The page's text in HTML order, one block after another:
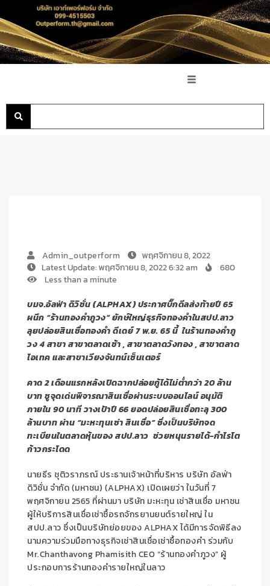
Admin_outperform
พฤศจิกายน 8, 2022
Latest Update: พฤศจิกายน 8, 2022 6:32 am
680
Less than a minute
บมจ.อัลฟ่า ดิวิชั่น (ALPHAX) ประกาศบิ๊กดีลส่งท้ายปี 65
ผนึก “ร้านทองคำภูวง” ยักษ์ใหญ่ธุรกิจทองคำในสปป.ลาว
ลุยปล่อยสินเชื่อทองคำ ดีเดย์ 7 พ.ย. 65 นี้ ในร้านทองคำภู
วง 4 สาขา สาขาตลาดเช้า , สาขาตลาดวังทอง , สาขาตลาด
ไอเทค และสาขาเวียงจันทน์เซ็นเตอร์
คาด 2 เดือนแรกหลังเปิดฉากปล่อยกู้ได้ไม่ต่ำกว่า 20 ล้าน
บาท ชูจุดเด่นพิจารณาสินเชื่อผ่านระบบออนไลน์ อนุมัติ
ภายใน 90 นาที วางเป้าปี 66 ยอดปล่อยสินเชื่อทะลุ 300
ล้านบาท ผ่าน “มะหะทุนเช่า สินเชื่อ” ซึ่งเป็นบริษัทจด
ทะเบียนในตลาดหุ้นของ สปป.ลาว ช่วยหนุนรายได้-กำไรโต
ก้าวกระโดด
นายธีร ชุติวราภรณ์ ประธานเจ้าหน้าที่บริหาร บริษัท อัลฟ่า
ดิวิชั่น จำกัด (มหาชน) (ALPHAX) เปิดเผยว่า ในวันที่ 7
พฤศจิกายน 2565 ที่ผ่านมา บริษัท มะหะทุน เช่าสินเชื่อ มหาชน
ผู้ให้บริการสินเชื่อเช่าซื้อรถจักรยานยนต์รายใหญ่ ใน
สปป.ลาว ซึ่งเป็นบริษัทย่อยของ ALPHAX ได้มีการจัดพิธีลง
นามความร่วมมือทางธุรกิจเช่าสินเชื่อเช่าซื้อทองคำ ร่วมกับ
Mr.Chanthavong Phamisith CEO “ร้านทองคำภูวง” ผู้
ประกอบการร้านทองคำรายใหญ่ในลาว